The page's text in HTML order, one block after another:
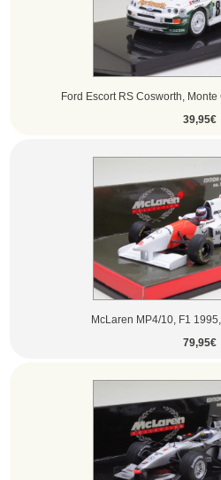
Ford Escort RS Cosworth,
39,95€
McLaren MP4/10, F1
79,95€